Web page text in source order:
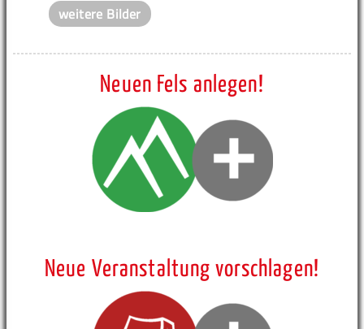
weitere Bilder
Neuen Fels anlegen!
Neue Veranstaltung vorschlagen!